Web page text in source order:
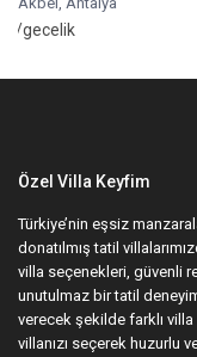
/gecelik
Özel Villa Keyfim
Türkiye’nin eşsiz
donatılmış tatil
villa seçenekleri, güvenli
unutulmaz bir tatil
verecek şekilde farklı
villanızı seçerek huzurlu